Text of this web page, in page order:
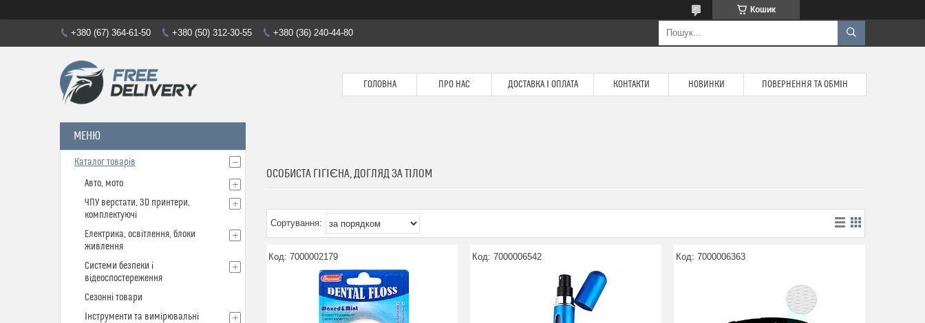
Кошик
+380 (67) 364-61-50 +380 (50) 312-30-55 +380 (36) 240-44-80
ГОЛОВНА ПРО НАС ДОСТАВКА І ОПЛАТА КОНТАКТИ НОВИНКИ ПОВЕРНЕННЯ ТА ОБМІН
ОСОБИСТА ГІГІЄНА, ДОГЛЯД ЗА ТІЛОМ
7000002179 7000006542 7000006363
Каталог товарів
Авто, мото
ЧПУ верстати, 3D принтери,
комплектуючі
Електрика, освітлення, блоки
живлення
Системи безпеки і
відеоспостереження
Сезонні товари
Інструменти та вимірювальні